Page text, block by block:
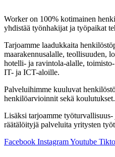
Worker on 100% kotimainen
yhdistää työnhakijat ja työpaikat
Tarjoamme laadukkaita
maarakennusalalle, teollisuuden,
hotelli- ja ravintola-alalle,
IT- ja ICT-aloille.
Palveluihimme kuuluvat
henkilöarvioinnit sekä koulutukset.
Lisäksi tarjoamme
räätälöityjä palveluita yritysten
Facebook InstagramYoutube